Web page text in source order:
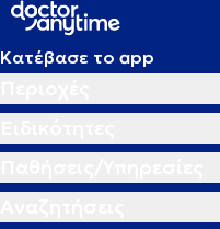
Κατέβασε το app